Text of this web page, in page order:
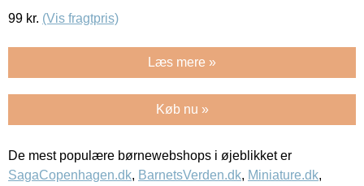
99 kr. (Vis fragtpris)
Læs mere »
Køb nu »
De mest populære børnewebshops i øjeblikket er
SagaCopenhagen.dk, BarnetsVerden.dk, Miniature.dk,